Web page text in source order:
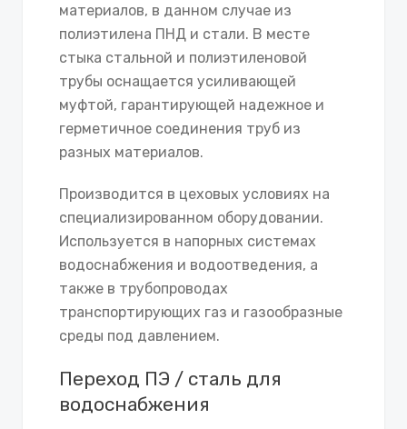
материалов, в данном случае из
полиэтилена ПНД и стали. В месте
стыка стальной и полиэтиленовой
трубы оснащается усиливающей
муфтой, гарантирующей надежное и
герметичное соединения труб из
разных материалов.
Производится в цеховых условиях на
специализированном оборудовании.
Используется в напорных системах
водоснабжения и водоотведения, а
также в трубопроводах
транспортирующих газ и газообразные
среды под давлением.
Переход ПЭ / сталь для
водоснабжения